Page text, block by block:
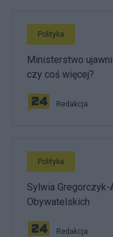
Polityka
Ministerstwo
czy coś więcej?
Redakcja
Polityka
Sylwia
Obywatelskich
Redakcja